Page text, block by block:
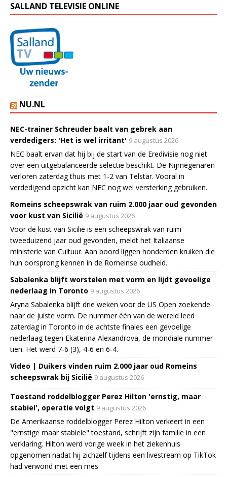
SALLAND TELEVISIE ONLINE
NU.NL
NEC-trainer Schreuder baalt van gebrek aan
verdedigers: 'Het is wel irritant' 9 augustus 2026
NEC baalt ervan dat hij bij de start van de Eredivisie nog niet
over een uitgebalanceerde selectie beschikt. De Nijmegenaren
verloren zaterdag thuis met 1-2 van Telstar. Vooral in
verdedigend opzicht kan NEC nog wel versterking gebruiken.
Romeins scheepswrak van ruim 2.000 jaar oud gevonden
voor kust van Sicilië 9 augustus 2026
Voor de kust van Sicilië is een scheepswrak van ruim
tweeduizend jaar oud gevonden, meldt het Italiaanse
ministerie van Cultuur. Aan boord liggen honderden kruiken die
hun oorsprong kennen in de Romeinse oudheid.
Sabalenka blijft worstelen met vorm en lijdt gevoelige
nederlaag in Toronto 9 augustus 2026
Aryna Sabalenka blijft drie weken voor de US Open zoekende
naar de juiste vorm. De nummer één van de wereld leed
zaterdag in Toronto in de achtste finales een gevoelige
nederlaag tegen Ekaterina Alexandrova, de mondiale nummer
tien. Het werd 7-6 (3), 4-6 en 6-4.
Video | Duikers vinden ruim 2.000 jaar oud Romeins
scheepswrak bij Sicilië 9 augustus 2026
Toestand roddelblogger Perez Hilton 'ernstig, maar
stabiel', operatie volgt 9 augustus 2026
De Amerikaanse roddelblogger Perez Hilton verkeert in een
"ernstige maar stabiele" toestand, schrijft zijn familie in een
verklaring. Hilton werd vorige week in het ziekenhuis
opgenomen nadat hij zichzelf tijdens een livestream op TikTok
had verwond met een mes.